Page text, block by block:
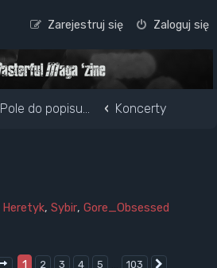
Zaloguj się
Zarejestruj się
Pole do popisu... Koncerty
Heretyk, Sybir, Gore_Obsessed
Strona1 z103
1 2 3 4 5 … 103